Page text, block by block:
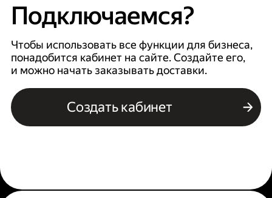
Подключаемся?
Чтобы использовать все функции для бизнеса,
понадобится кабинет на сайте. Создайте его,
и можно начать заказывать доставки.
Создать кабинет